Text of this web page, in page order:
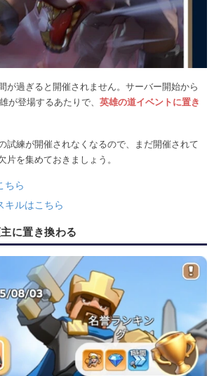
が過ぎると開催されません。サーバー開始から
が登場するあたりで、 英雄の道イベントに置き
試練が開催されなくなるので、まだ開催されて
片を集めておきましょう。
ちら
ルはこちら
に置き換わる